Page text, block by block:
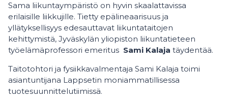
Sama liikuntaympäristö on hyvin skaalattavissa
erilaisille liikkujille. Tietty epälineaarisuus ja
yllätyksellisyys edesauttavat liikuntataitojen
kehittymistä, Jyväskylän yliopiston liikuntatieteen
työelämäprofessori emeritus Sami Kalaja täydentää.
Taitotohtori ja fysiikkavalmentaja Sami Kalaja toimi
asiantuntijana Lappsetin moniammatillisessa
tuotesuunnittelutiimissä.